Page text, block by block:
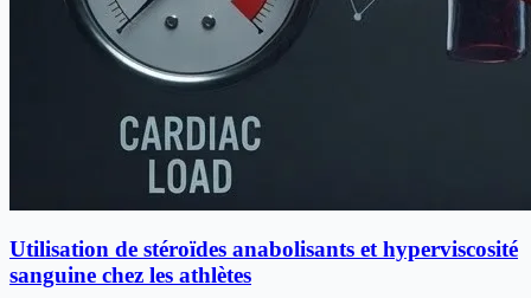
Utilisation de stéroïdes anabolisants et hyperviscosité
sanguine chez les athlètes